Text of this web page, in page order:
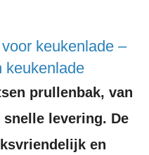
keukenlade –
keukenlade
prullenbak, van
levering. De
en